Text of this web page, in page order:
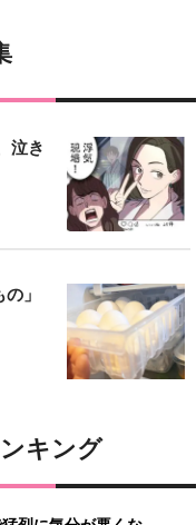
泣き
」
キング